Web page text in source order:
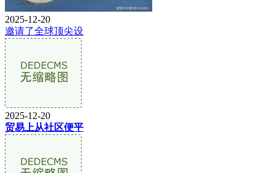
2025-12-20
邀请了全球顶尖设
2025-12-20
贸易上从社区便平